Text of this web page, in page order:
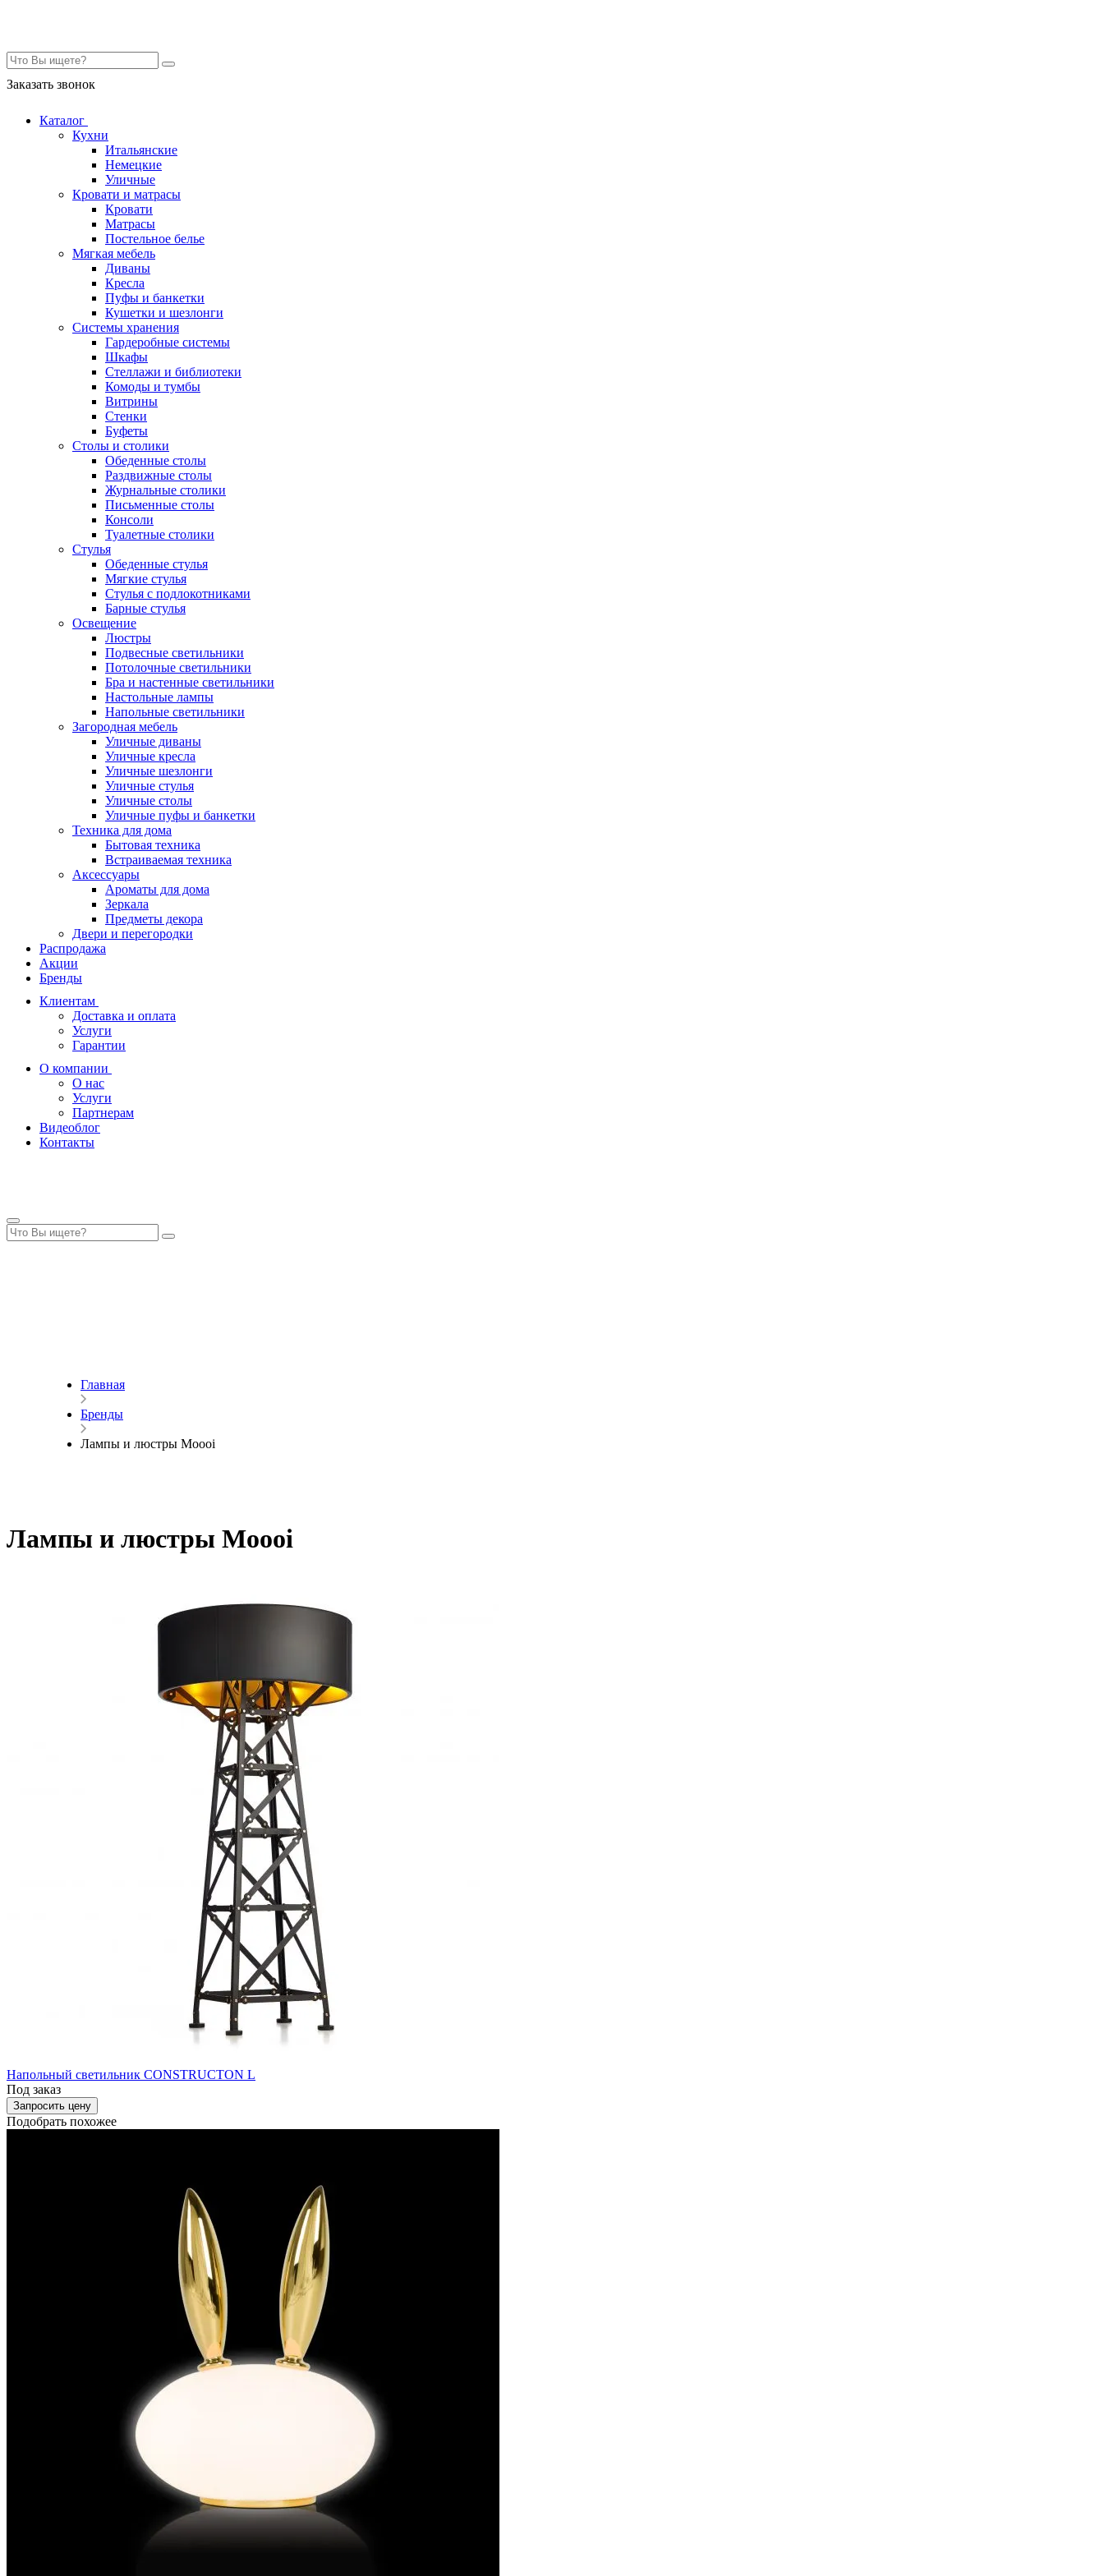
Заказать звонок
Каталог
Кухни
Итальянские
Немецкие
Уличные
Кровати и матрасы
Кровати
Матрасы
Постельное белье
Мягкая мебель
Диваны
Кресла
Пуфы и банкетки
Кушетки и шезлонги
Системы хранения
Гардеробные системы
Шкафы
Стеллажи и библиотеки
Комоды и тумбы
Витрины
Стенки
Буфеты
Столы и столики
Обеденные столы
Раздвижные столы
Журнальные столики
Письменные столы
Консоли
Туалетные столики
Стулья
Обеденные стулья
Мягкие стулья
Стулья с подлокотниками
Барные стулья
Освещение
Люстры
Подвесные светильники
Потолочные светильники
Бра и настенные светильники
Настольные лампы
Напольные светильники
Загородная мебель
Уличные диваны
Уличные кресла
Уличные шезлонги
Уличные стулья
Уличные столы
Уличные пуфы и банкетки
Техника для дома
Бытовая техника
Встраиваемая техника
Аксессуары
Ароматы для дома
Зеркала
Предметы декора
Двери и перегородки
Распродажа
Акции
Бренды
Клиентам
Доставка и оплата
Услуги
Гарантии
О компании
О нас
Услуги
Партнерам
Видеоблог
Контакты
Главная
Бренды
Лампы и люстры Moooi
Лампы и люстры Moooi
Напольный светильник CONSTRUCTON L
Под заказ
Запросить цену
Подобрать похожее